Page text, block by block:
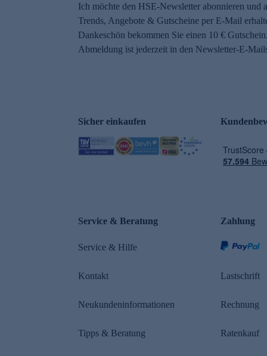
Ich möchte den HSE-Newsletter abonnieren und
Trends, Angebote & Gutscheine per E-Mail
Dankeschön bekommen Sie einen 10 €
Abmeldung ist jederzeit in den Newsletter-E-
Sicher einkaufen
Service & Beratung
Service & Hilfe
Kontakt
Neukundeninformationen
Tipps & Beratung
Zahlung
Lastschrift
Rechnung
Ratenkauf